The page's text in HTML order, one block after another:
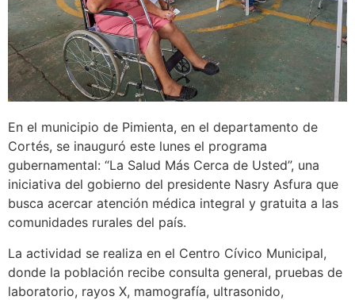
En el municipio de Pimienta, en el departamento de
Cortés, se inauguró este lunes el programa
gubernamental: “La Salud Más Cerca de Usted”, una
iniciativa del gobierno del presidente Nasry Asfura que
busca acercar atención médica integral y gratuita a las
comunidades rurales del país.
La actividad se realiza en el Centro Cívico Municipal,
donde la población recibe consulta general, pruebas de
laboratorio, rayos X, mamografía, ultrasonido,